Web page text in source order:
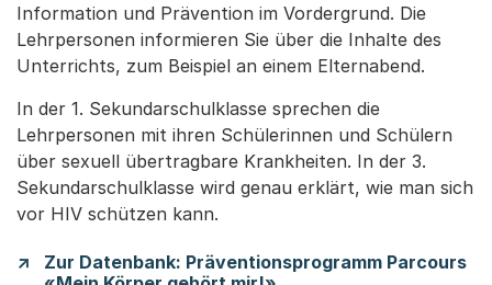
Information und Prävention im Vordergrund. Die
Lehrpersonen informieren Sie über die Inhalte des
Unterrichts, zum Beispiel an einem Elternabend.
In der 1. Sekundarschulklasse sprechen die
Lehrpersonen mit ihren Schülerinnen und Schülern
über sexuell übertragbare Krankheiten. In der 3.
Sekundarschulklasse wird genau erklärt, wie man sich
vor HIV schützen kann.
Zur Datenbank: Präventionsprogramm Parcours